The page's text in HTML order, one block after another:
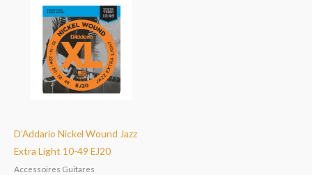
D’Addario Nickel Wound Jazz
Extra Light 10-49 EJ20
Accessoires Guitares